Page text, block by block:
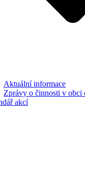
Aktuální informace
Zprávy o činnosti v obci
akcí